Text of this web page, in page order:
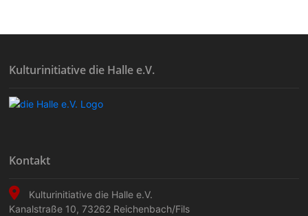
Kulturinitiative die Halle e.V.
Kontakt
Kulturinitiative die Halle e.V.
Kanalstraße 10,73262 Reichenbach/Fils